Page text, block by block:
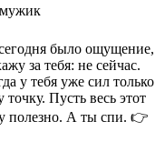
было ощущение,
за тебя: не сейчас.
у тебя уже сил только
Пусть весь этот
полезно. А ты спи. 👉